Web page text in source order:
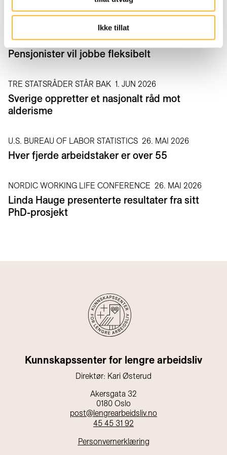
Ikke tillat
Hvordan bruker du KI på jobb?
AFI HAR UNDERSØKT GAMMEL NOK10. JUN 2026
Pensjonister vil jobbe fleksibelt
TRE STATSRÅDER STÅR BAK 1. JUN 2026
Sverige oppretter et nasjonalt råd mot
alderisme
U.S. BUREAU OF LABOR STATISTICS 26. MAI 2026
Hver fjerde arbeidstaker er over 55
NORDIC WORKING LIFE CONFERENCE 26. MAI 2026
Linda Hauge presenterte resultater fra sitt
PhD-prosjekt
Kunnskapssenter for lengre arbeidsliv
Direktør: Kari Østerud
Akersgata 32
0180 Oslo
post@lengrearbeidsliv.no
45 45 31 92
Personvernerklæring